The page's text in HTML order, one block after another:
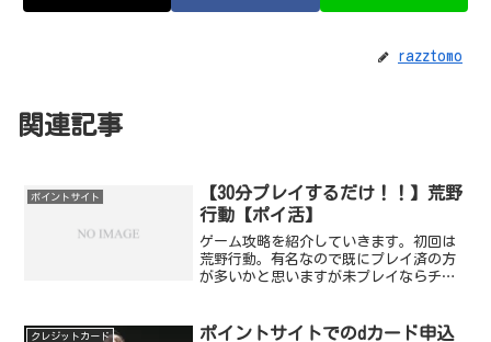
razztomo
関連記事
ポイントサイト
【30分プレイするだけ！！】荒野
行動【ポイ活】
ゲーム攻略を紹介していきます。初回は
荒野行動。有名なので既にプレイ済の方
が多いかと思いますが未プレイならチャ
す（笑）ダウンロードだけの案件より多
クレジットカード
ポイントサイトでのdカード申込